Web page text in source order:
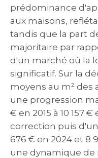
prédominance
aux maisons,
tandis que la part
majoritaire par
d'un marché où la
significatif. Sur la
moyens au m²
une progression
€ en 2015 à 10 157
correction puis
676 € en 2024 et 8
une dynamique de